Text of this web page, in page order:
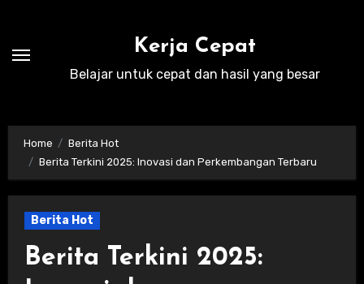
content
Kerja Cepat
Belajar untuk cepat dan hasil yang besar
Home
Berita Hot
Berita Terkini 2025: Inovasi dan Perkembangan Terbaru
Berita Hot
Berita Terkini 2025: